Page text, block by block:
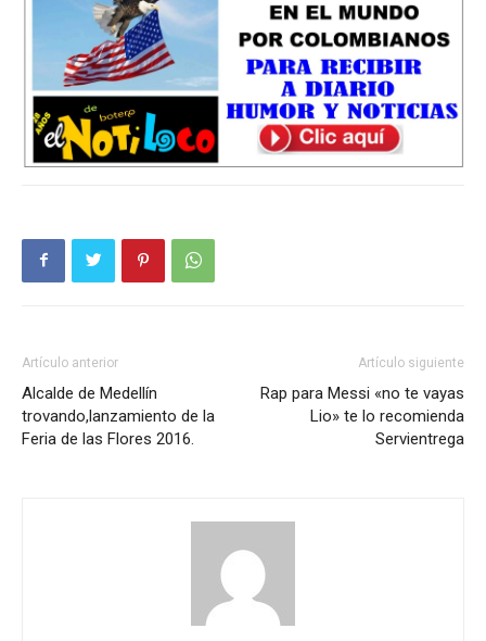
Artículo anterior
Alcalde de Medellín
trovando,lanzamiento de la
Feria de las Flores 2016.
Artículo siguiente
Rap para Messi «no te vayas
Lio» te lo recomienda
Servientrega